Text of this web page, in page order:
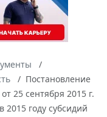
Постановление
25 сентября 2015 г.
году субсидий